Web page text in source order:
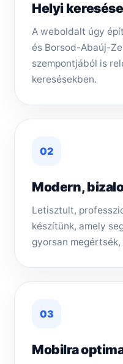
Helyi
A weboldalt úgy
és Borsod-Abaúj-
szempontjából is
keresésekben.
02
Modern,
Letisztult,
készítünk, amely
gyorsan
03
Mobilra